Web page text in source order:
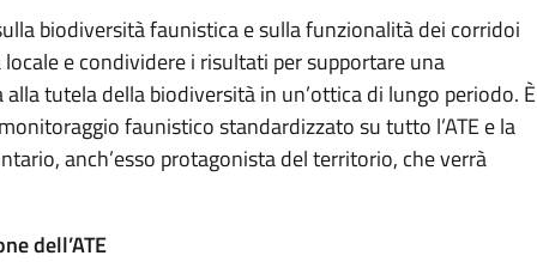
biodiversità faunistica e sulla funzionalità dei corridoi
e condividere i risultati per supportare una
tutela della biodiversità in un’ottica di lungo periodo. È
faunistico standardizzato su tutto l’ATE e la
anch’esso protagonista del territorio, che verrà
dell’ATE